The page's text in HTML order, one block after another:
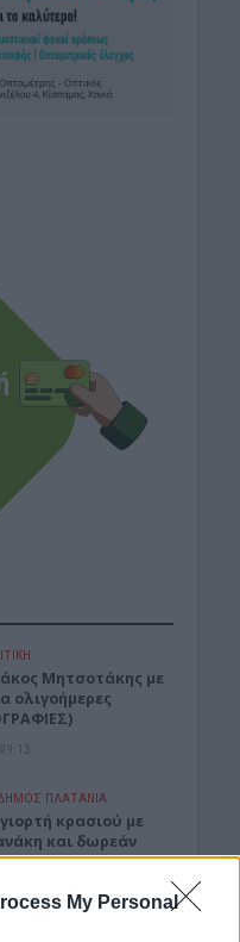
My Personal
Μητσοτάκης με
ολιγοήμερες
ΠΛΑΤΑΝΙΆ
κρασιού με
και δωρεάν